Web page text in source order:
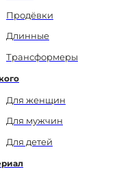
Продёвки
Длинные
Трансформеры
Для женщин
Для мужчин
Для детей